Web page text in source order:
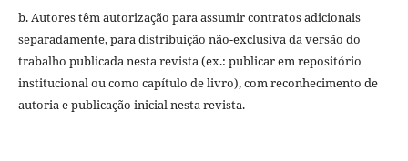
b. Autores têm autorização para assumir contratos adicionais
separadamente, para distribuição não-exclusiva da versão do
trabalho publicada nesta revista (ex.: publicar em repositório
institucional ou como capítulo de livro), com reconhecimento de
autoria e publicação inicial nesta revista.